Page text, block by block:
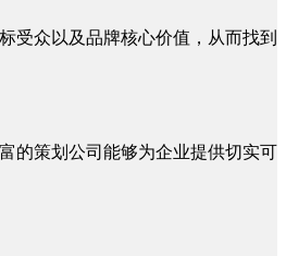
受众以及品牌核心价值，从而找到
的策划公司能够为企业提供切实可